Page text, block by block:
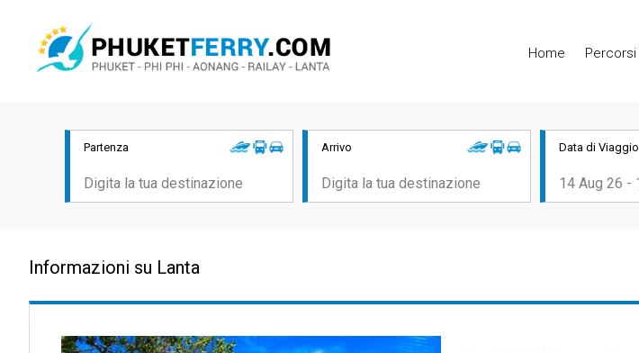
Home Percorsi
Partenza Arrivo Data di Viaggio
Informazioni su Lanta